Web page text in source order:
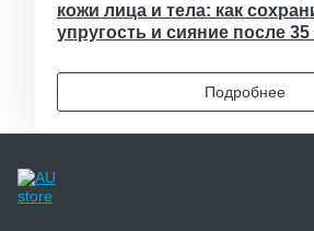
кожи лица и тела: как
упругость и сияние после 35
Подробнее